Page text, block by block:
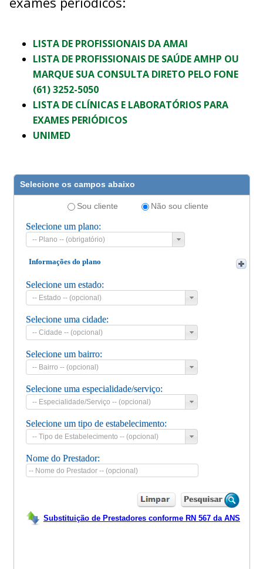
LISTA DE PROFISSIONAIS DA AMAI
LISTA DE PROFISSIONAIS DE SAÚDE AMHP OU
MARQUE SUA CONSULTA DIRETO PELO FONE
(61) 3252-5050
LISTA DE CLÍNICAS E LABORATÓRIOS PARA
EXAMES PERIÓDICOS
UNIMED